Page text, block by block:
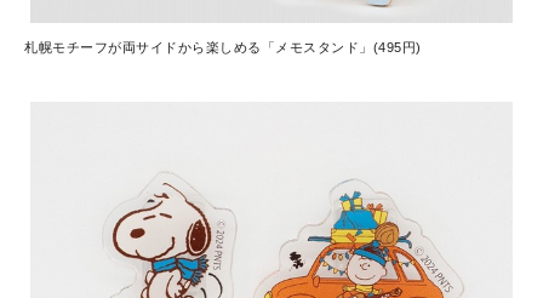
札幌モチーフが両サイドから楽しめる「メモスタンド」(495円)